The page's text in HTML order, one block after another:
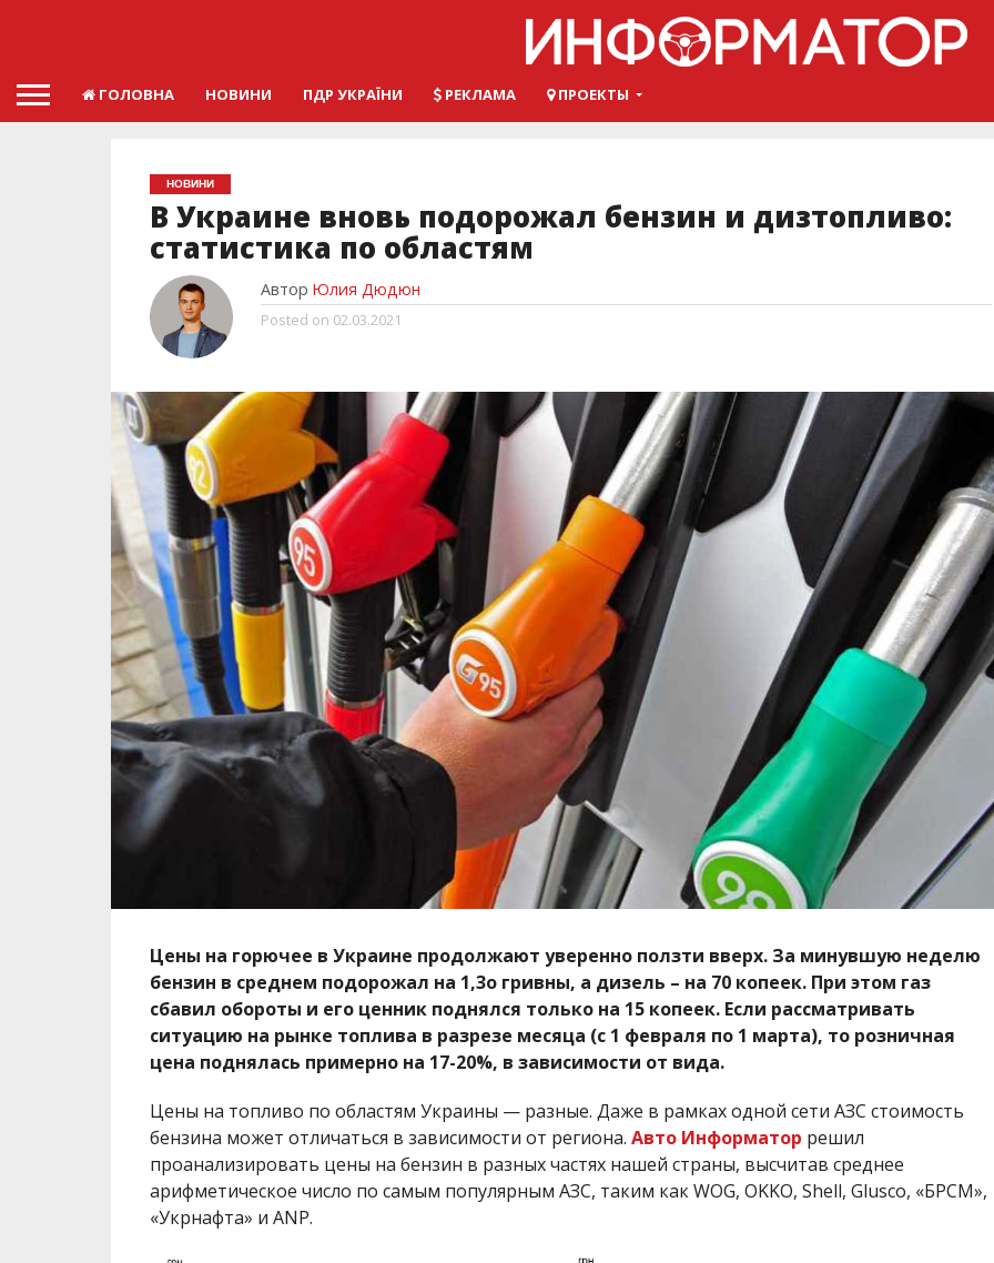
ГОЛОВНА НОВИНИ ПДР УКРАЇНИ РЕКЛАМА ПРОЕКТЫ
НОВИНИ
В Украине вновь подорожал бензин и дизтопливо:
статистика по областям
Автор Юлия Дюдюн
Posted on 02.03.2021
Цены на горючее в Украине продолжают уверенно ползти вверх. За минувшую неделю
бензин в среднем подорожал на 1,3о гривны, а дизель – на 70 копеек. При этом газ
сбавил обороты и его ценник поднялся только на 15 копеек. Если рассматривать
ситуацию на рынке топлива в разрезе месяца (с 1 февраля по 1 марта), то розничная
цена поднялась примерно на 17-20%, в зависимости от вида.
Цены на топливо по областям Украины — разные. Даже в рамках одной сети АЗС стоимость
бензина может отличаться в зависимости от региона. Авто Информатор решил
проанализировать цены на бензин в разных частях нашей страны, высчитав среднее
арифметическое число по самым популярным АЗС, таким как WOG, OKKO, Shell, Glusco, «БРСМ»,
«Укрнафта» и ANP.